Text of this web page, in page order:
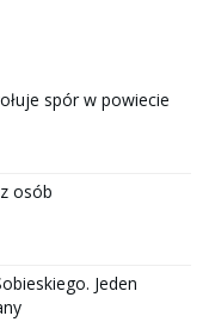
spór w powiecie
osób
Jeden